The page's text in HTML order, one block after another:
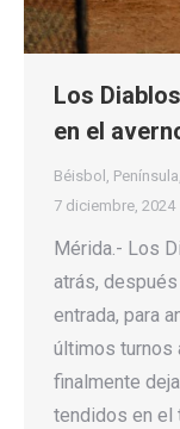
Los
en el
Béisbol , Península
7 diciembre, 2024
Mérida.- Los
atrás,
entrada, para
últimos turnos
finalmente
tendidos en el